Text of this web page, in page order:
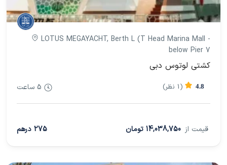
LOTUS MEGAYACHT, Berth L (T Head Marina Mall -
below Pier 7
کشتی لوتوس دبی
4.8 (1 نظر)
قیمت از 14,038,750 تومان 275 درهم
5 ساعت